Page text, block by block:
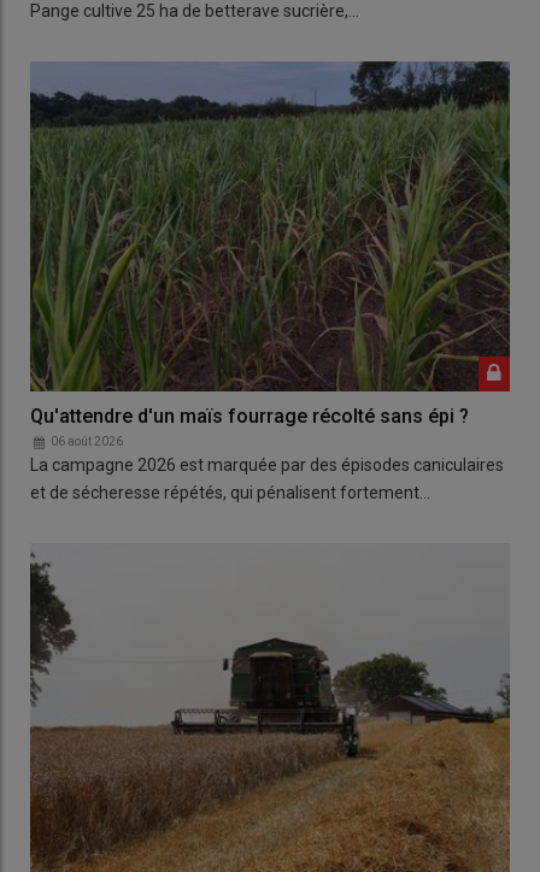
Pange cultive 25 ha de betterave sucrière,…
Qu'attendre d'un maïs fourrage récolté sans épi ?
06 août 2026
La campagne 2026 est marquée par des épisodes caniculaires
et de sécheresse répétés, qui pénalisent fortement…